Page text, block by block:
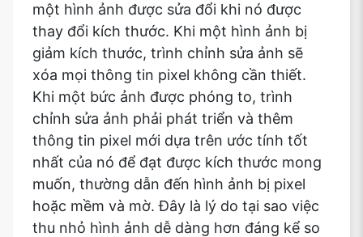
một hình ảnh được sửa đổi khi nó được
thay đổi kích thước. Khi một hình ảnh bị
giảm kích thước, trình chỉnh sửa ảnh sẽ
xóa mọi thông tin pixel không cần thiết.
Khi một bức ảnh được phóng to, trình
chỉnh sửa ảnh phải phát triển và thêm
thông tin pixel mới dựa trên ước tính tốt
nhất của nó để đạt được kích thước mong
muốn, thường dẫn đến hình ảnh bị pixel
hoặc mềm và mờ. Đây là lý do tại sao việc
thu nhỏ hình ảnh dễ dàng hơn đáng kể so